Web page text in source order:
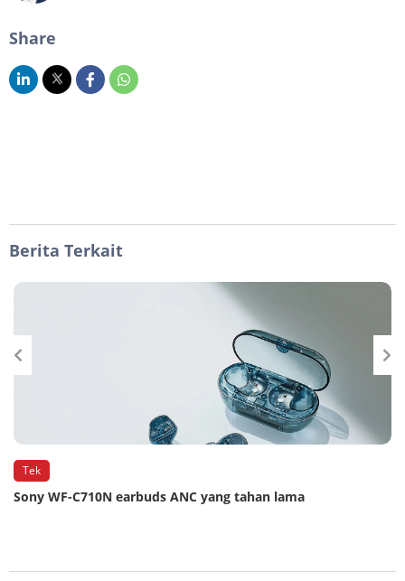
Share
Berita Terkait
Tek
Sony WF-C710N earbuds ANC yang tahan lama